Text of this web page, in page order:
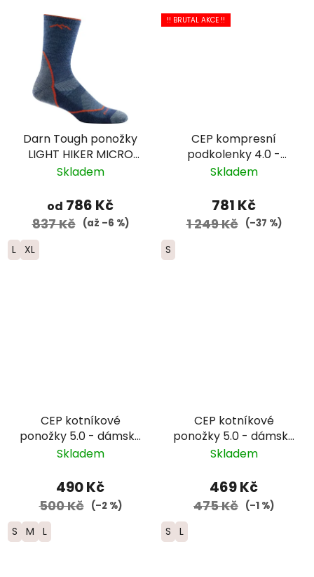
Darn Tough ponožky
LIGHT HIKER MICRO
CREW Lightweight
modré
Skladem
od 786 Kč
837 Kč (až –6 %)
L XL
!! BRUTAL AKCE !!
CEP kompresní
podkolenky 4.0 -
dámské - oceánská
Skladem
781 Kč
1 249 Kč (–37 %)
S
CEP kotníkové
ponožky 5.0 - dámské
– modrá
Skladem
490 Kč
500 Kč (–2 %)
S M L
CEP kotníkové
ponožky 5.0 - dámské
- růžová
Skladem
469 Kč
475 Kč (–1 %)
S L